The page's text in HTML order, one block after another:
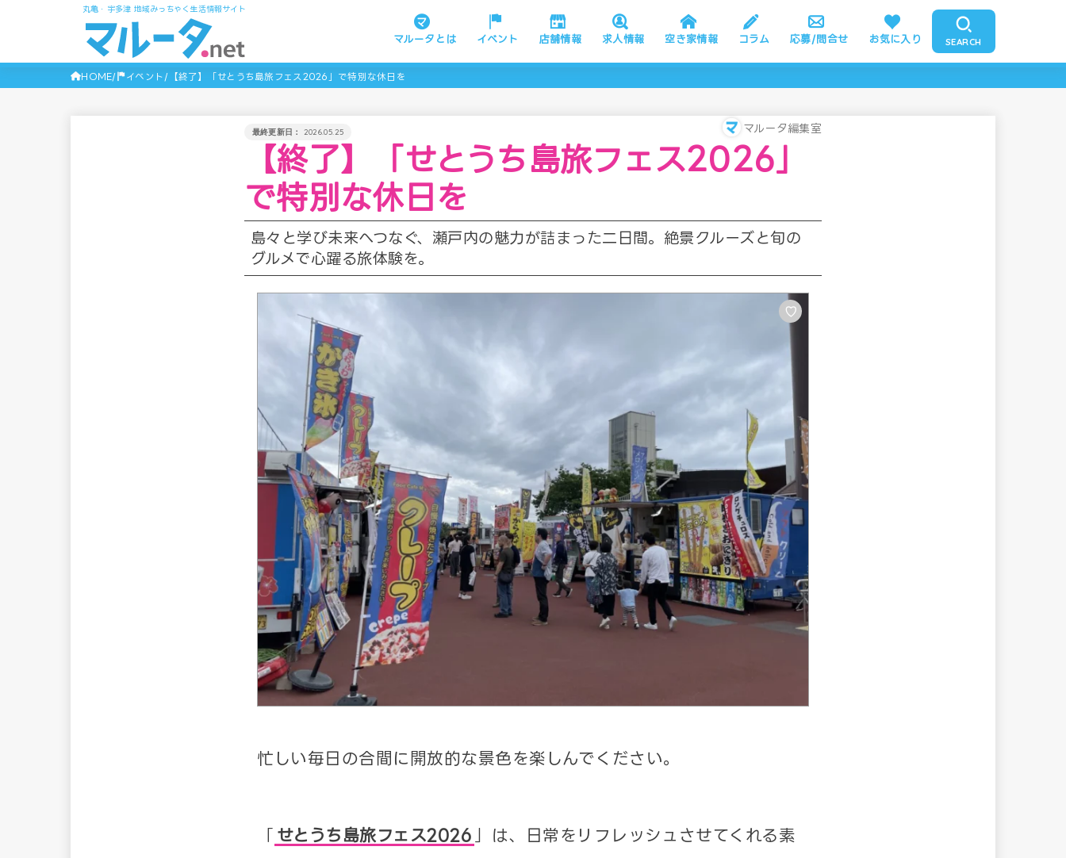
丸亀・宇多津 地域みっちゃく生活情報サイト
マルータとは イベント 店舗情報 求人情報 空き家情報 コラム 応募/問合せ お気に入り SEARCH
HOME イベント 【終了】「せとうち島旅フェス2026」で特別な休日を
2026.05.25 マルータ編集室
【終了】「せとうち島旅フェス2026」
で特別な休日を
島々と学び未来へつなぐ、瀬戸内の魅力が詰まった二日間。絶景クルーズと旬の
グルメで心躍る旅体験を。
♡
忙しい毎日の合間に開放的な景色を楽しんでください。
「 せとうち島旅フェス2026
」は、日常をリフレッシュさせてくれる素